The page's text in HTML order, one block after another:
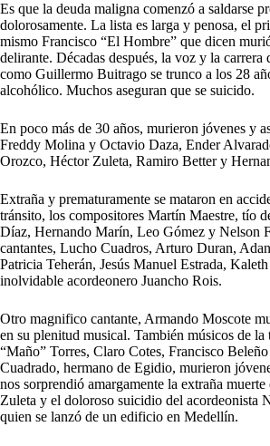
Es que la deuda maligna comenzó a saldarse
dolorosamente. La lista es larga y penosa, el
mismo Francisco “El Hombre” que dicen
delirante. Décadas después, la voz y la carrera
como Guillermo Buitrago se trunco a los 28
alcohólico. Muchos aseguran que se suicido.
En poco más de 30 años, murieron jóvenes y
Freddy Molina y Octavio Daza, Ender
Orozco, Héctor Zuleta, Ramiro Better y
Extraña y prematuramente se mataron en
tránsito, los compositores Martín Maestre, tío
Díaz, Hernando Marín, Leo Gómez y Nelson
cantantes, Lucho Cuadros, Arturo Duran,
Patricia Teherán, Jesús Manuel Estrada,
inolvidable acordeonero Juancho Rois.
Otro magnifico cantante, Armando Moscote
en su plenitud musical. También músicos de la
“Maño” Torres, Claro Cotes, Francisco
Cuadrado, hermano de Egidio, murieron
nos sorprendió amargamente la extraña
Zuleta y el doloroso suicidio del acordeonista
quien se lanzó de un edificio en Medellín.